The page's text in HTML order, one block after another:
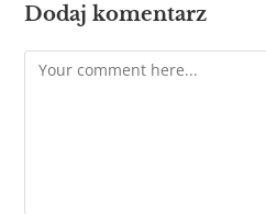
Dodaj komentarz